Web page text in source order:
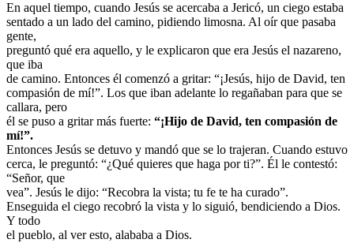
En aquel tiempo, cuando Jesús se acercaba a Jericó, un ciego estaba
sentado a un lado del camino, pidiendo limosna. Al oír que pasaba
gente,
preguntó qué era aquello, y le explicaron que era Jesús el nazareno,
que iba
de camino. Entonces él comenzó a gritar: “¡Jesús, hijo de David, ten
compasión de mí!”. Los que iban adelante lo regañaban para que se
callara, pero
él se puso a gritar más fuerte: “¡Hijo de David, ten compasión de
mí!”.
Entonces Jesús se detuvo y mandó que se lo trajeran. Cuando estuvo
cerca, le preguntó: “¿Qué quieres que haga por ti?”. Él le contestó:
“Señor, que
vea”. Jesús le dijo: “Recobra la vista; tu fe te ha curado”.
Enseguida el ciego recobró la vista y lo siguió, bendiciendo a Dios.
Y todo
el pueblo, al ver esto, alababa a Dios.